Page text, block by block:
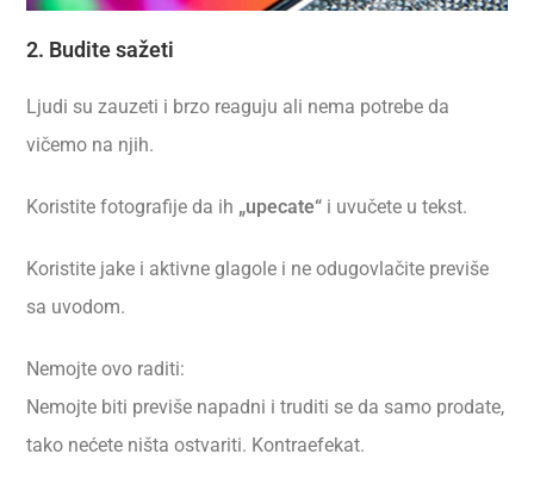
2. Budite sažeti
Ljudi su zauzeti i brzo reaguju ali nema potrebe da
vičemo na njih.
Koristite fotografije da ih „upecate“ i uvučete u tekst.
Koristite jake i aktivne glagole i ne odugovlačite previše
sa uvodom.
Nemojte ovo raditi:
Nemojte biti previše napadni i truditi se da samo prodate,
tako nećete ništa ostvariti. Kontraefekat.